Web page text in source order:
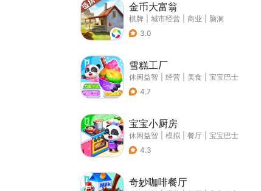
金币大富翁
棋牌 城市经营 商业
脑洞
3.0
雪糕工厂
休闲益智 经营 美食
宝宝巴士
4.7
宝宝小厨房
休闲益智 模拟 餐厅
宝宝巴士
4.3
奇妙咖啡餐厅